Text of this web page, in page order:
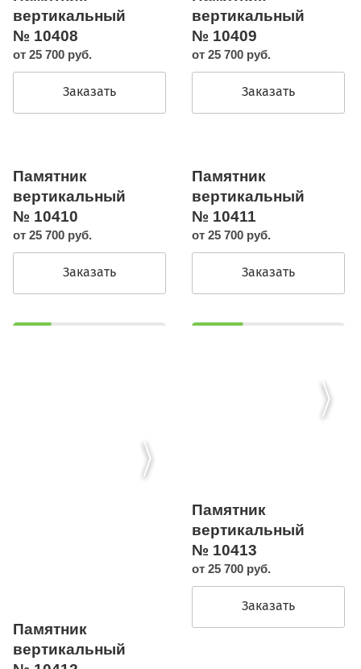
вертикальный
№ 10408
от 25 700 руб.
Заказать
вертикальный
№ 10409
от 25 700 руб.
Заказать
Памятник
вертикальный
№ 10410
от 25 700 руб.
Заказать
Памятник
вертикальный
№ 10411
от 25 700 руб.
Заказать
Памятник
вертикальный
Памятник
вертикальный
№ 10413
от 25 700 руб.
Заказать